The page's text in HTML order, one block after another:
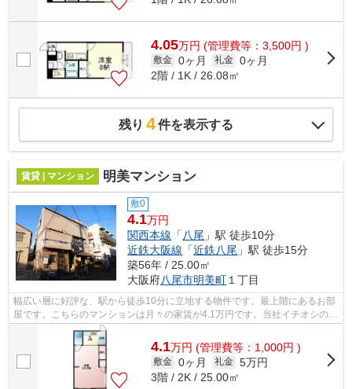
4.05万円 (管理費等：3,500円 )
敷金 0ヶ月 礼金 0ヶ月
2階 / 1K / 26.08㎡
残り 4件を表示する
賃貸 | マンション 明美マンション
敷0
4.1万円
関西本線 「八尾 」駅 徒歩10分
近鉄大阪線 「近鉄八尾 」駅 徒歩15分
築56年 / 25.00㎡
大阪府八尾市明美町１丁目
幅広い層に好評な、駅から徒歩10分に立地する物件です。最上階にあるお部
屋です。こちらのマンションは月々の家賃が4.1万円です。当社イチオシの物
件の「明美マンション」。ぜひ一度ご...
4.1万円 (管理費等：1,000円 )
敷金 0ヶ月 礼金 5万円
3階 / 2K / 25.00㎡